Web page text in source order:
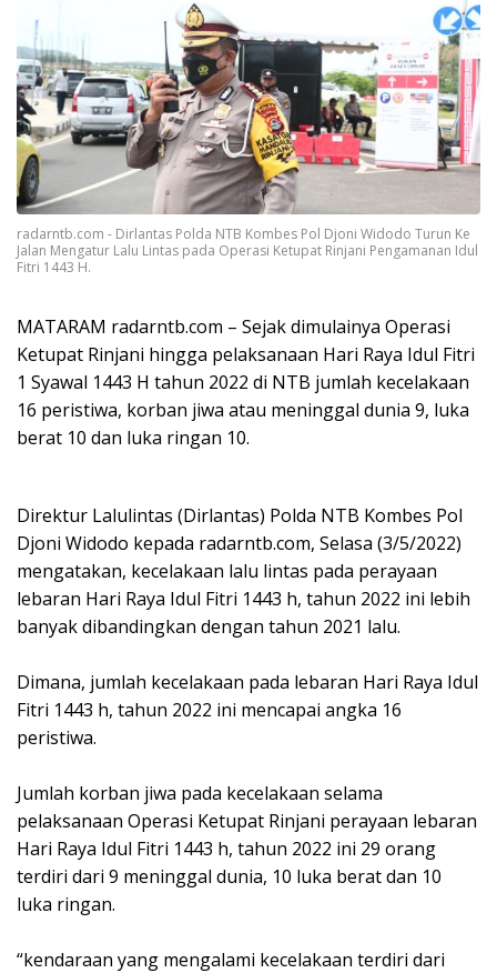
radarntb.com - Dirlantas Polda NTB Kombes Pol Djoni Widodo Turun Ke
Jalan Mengatur Lalu Lintas pada Operasi Ketupat Rinjani Pengamanan Idul
Fitri 1443 H.
MATARAM radarntb.com – Sejak dimulainya Operasi
Ketupat Rinjani hingga pelaksanaan Hari Raya Idul Fitri
1 Syawal 1443 H tahun 2022 di NTB jumlah kecelakaan
16 peristiwa, korban jiwa atau meninggal dunia 9, luka
berat 10 dan luka ringan 10.
Direktur Lalulintas (Dirlantas) Polda NTB Kombes Pol
Djoni Widodo kepada radarntb.com, Selasa (3/5/2022)
mengatakan, kecelakaan lalu lintas pada perayaan
lebaran Hari Raya Idul Fitri 1443 h, tahun 2022 ini lebih
banyak dibandingkan dengan tahun 2021 lalu.
Dimana, jumlah kecelakaan pada lebaran Hari Raya Idul
Fitri 1443 h, tahun 2022 ini mencapai angka 16
peristiwa.
Jumlah korban jiwa pada kecelakaan selama
pelaksanaan Operasi Ketupat Rinjani perayaan lebaran
Hari Raya Idul Fitri 1443 h, tahun 2022 ini 29 orang
terdiri dari 9 meninggal dunia, 10 luka berat dan 10
luka ringan.
“kendaraan yang mengalami kecelakaan terdiri dari